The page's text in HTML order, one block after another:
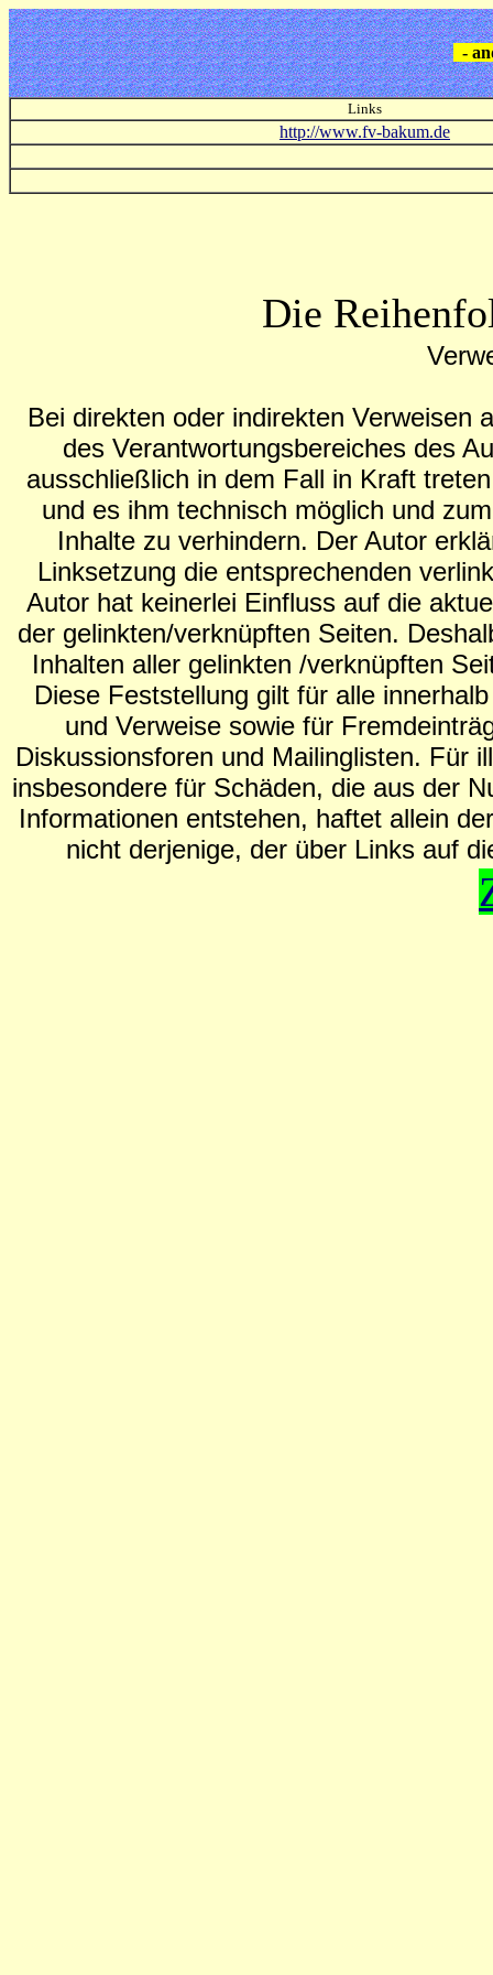
-
Links
http://www.fv-bakum.de
Die
Bei direkten oder indirekten Verweisen
des Verantwortungsbereiches des
ausschließlich in dem Fall in Kraft
und es ihm technisch möglich und
Inhalte zu verhindern. Der Autor
Linksetzung die entsprechenden
Autor hat keinerlei Einfluss auf die
der gelinkten/verknüpften Seiten.
Inhalten aller gelinkten /verknüpften
Diese Feststellung gilt für alle
und Verweise sowie für
Diskussionsforen und Mailinglisten. Für
insbesondere für Schäden, die aus der
Informationen entstehen, haftet allein
nicht derjenige, der über Links auf